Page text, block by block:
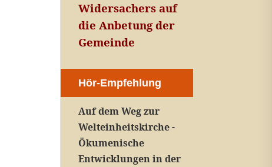
Widersachers auf
die Anbetung der
Gemeinde
Hör-Empfehlung
Auf dem Weg zur
Welteinheitskirche -
Ökumenische
Entwicklungen in der